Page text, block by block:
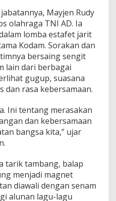
a
r
u
d
i
o
m
b
1
7
-
n
Mayjen Rudy
olahraga TNI AD. Ia
lomba estafet jarit
Kodam. Sorakan dan
bersaing sengit
lain dari berbagai
gugup, suasana
rasa kebersamaan.
Ini tentang merasakan
dan kebersamaan
bangsa kita,” ujar
tarik tambang, balap
menjadi magnet
diawali dengan senam
alunan lagu-lagu